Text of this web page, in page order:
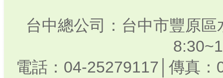
台中總公司：台中市豐原
電話：04-25279117│傳真